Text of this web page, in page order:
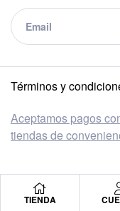
TIENDA
Términos y
Aceptamos pagos
tiendas de